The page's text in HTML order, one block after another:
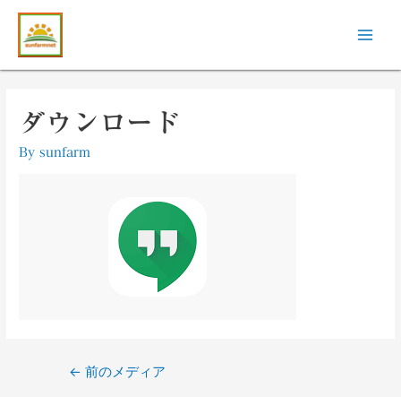
ダウンロード
Bysunfarm
← 前のメディア